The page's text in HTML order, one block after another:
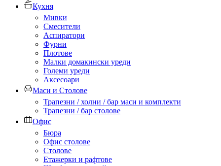
Кухня
Мивки
Смесители
Аспиратори
Фурни
Плотове
Малки домакински уреди
Големи уреди
Аксесоари
Маси и Столове
Трапезни / холни / бар маси и комплекти
Трапезни / бар столове
Офис
Бюра
Офис столове
Столове
Етажерки и рафтове